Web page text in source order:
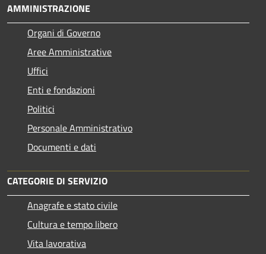
AMMINISTRAZIONE
Organi di Governo
Aree Amministrative
Uffici
Enti e fondazioni
Politici
Personale Amministrativo
Documenti e dati
CATEGORIE DI SERVIZIO
Anagrafe e stato civile
Cultura e tempo libero
Vita lavorativa